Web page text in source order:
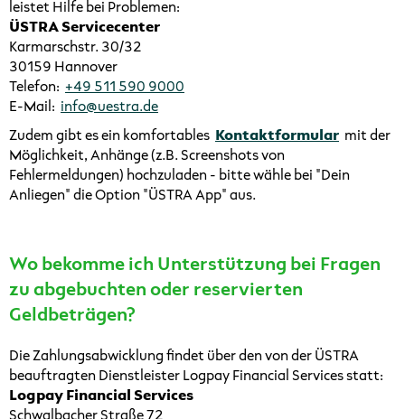
leistet Hilfe bei Problemen:
ÜSTRA Servicecenter
Karmarschstr. 30/32
30159 Hannover
Telefon: +49 511 590 9000
E-Mail: info@uestra.de
Zudem gibt es ein komfortables
Kontaktformular mit der
Möglichkeit, Anhänge (z.B. Screenshots von
Fehlermeldungen) hochzuladen - bitte wähle bei "Dein
Anliegen" die Option "ÜSTRA App" aus.
Wo bekomme ich Unterstützung bei Fragen
zu abgebuchten oder reservierten
Geldbeträgen?
Die Zahlungsabwicklung findet über den von der ÜSTRA
beauftragten Dienstleister Logpay Financial Services statt:
Logpay Financial Services